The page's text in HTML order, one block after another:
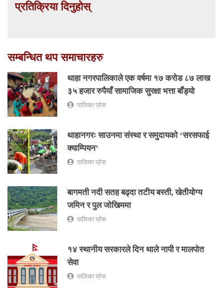
प्रतिक्रिया दिनुहोस्
सम्बन्धित थप समाचारहरु
थाहा नगरपालिकाले एक वर्षमा १७ करोड ८७ लाख
३५ हजार रुपैयाँ सामाजिक सुरक्षा भत्ता बाँड्यो
पालिका प्रेस
थाहानगरः साउनमा संस्था र समुदायको ‘सरसफाई
क्याम्पियन’
पालिका प्रेस
बागमती नदी सतह बढ्दा तटीय बस्ती, खेतीयोग्य
जमिन र पुल जोखिममा
पालिका प्रेस
१४ स्थानीय सरकारले दिन थाले नापी र मालपोत
सेवा
पालिका प्रेस